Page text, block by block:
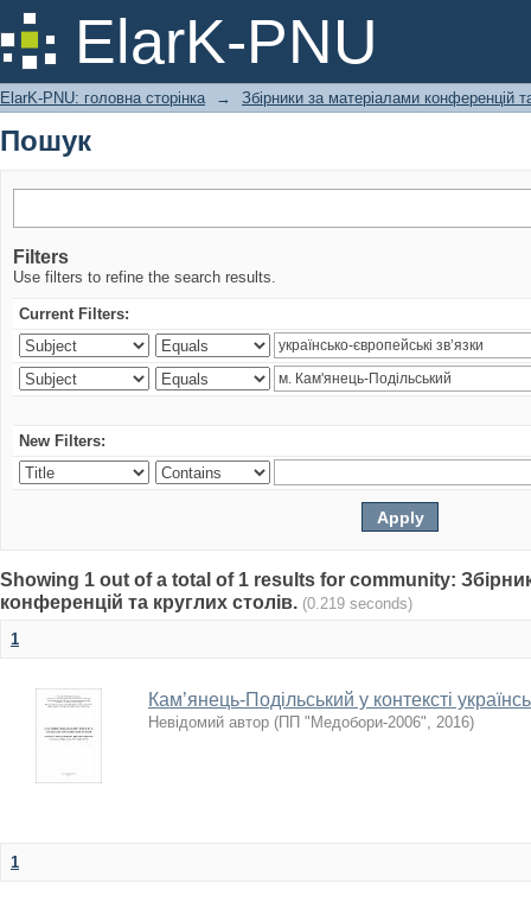
ElarK-PNU
Пошук
ElarK-PNU: головна сторінка → Збірники за матеріалами конференцій
Пошук
Filters
Use filters to refine the search results.
Current Filters:
New Filters:
Showing 1 out of a total of 1 results for community:
конференцій та круглих столів. (0.219 seconds)
1
Кам’янець-Подільський у контексті
Невідомий автор (ПП "Медобори-2006", 2016)
1